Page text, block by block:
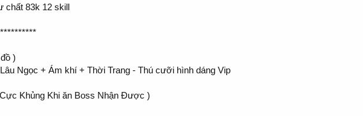
chất 83k 12 skill
)
Ngọc + Ám khí + Thời Trang - Thú cưỡi hình dáng Vip
Khủng Khi ăn Boss Nhận Được )